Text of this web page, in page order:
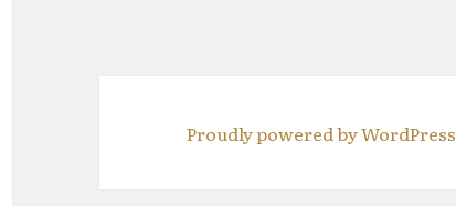
Proudly powered by WordPress